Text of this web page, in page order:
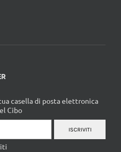
casella di posta elettronica
Cibo
ISCRIVITI